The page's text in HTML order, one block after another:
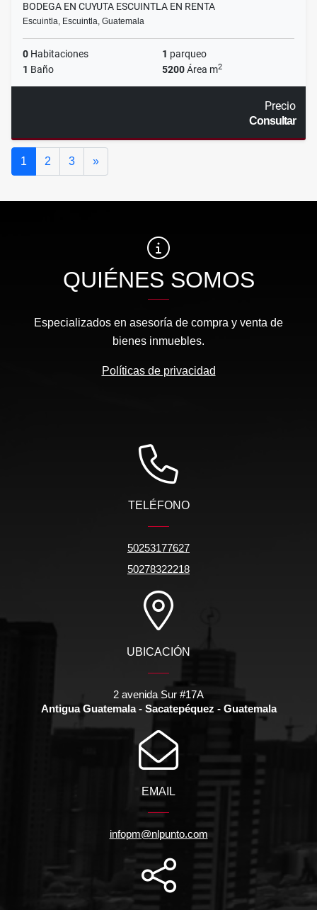
BODEGA EN CUYUTA ESCUINTLA EN RENTA
Escuintla, Escuintla, Guatemala
0 Habitaciones 1 parqueo
1 Baño 5200Área m2
Precio
Consultar
1 2 3 »Siguiente
QUIÉNES SOMOS
Especializados en asesoría de compra y venta de
bienes inmuebles.
Políticas de privacidad
TELÉFONO
50253177627
50278322218
UBICACIÓN
2 avenida Sur #17A
Antigua Guatemala - Sacatepéquez - Guatemala
EMAIL
infopm@nlpunto.com